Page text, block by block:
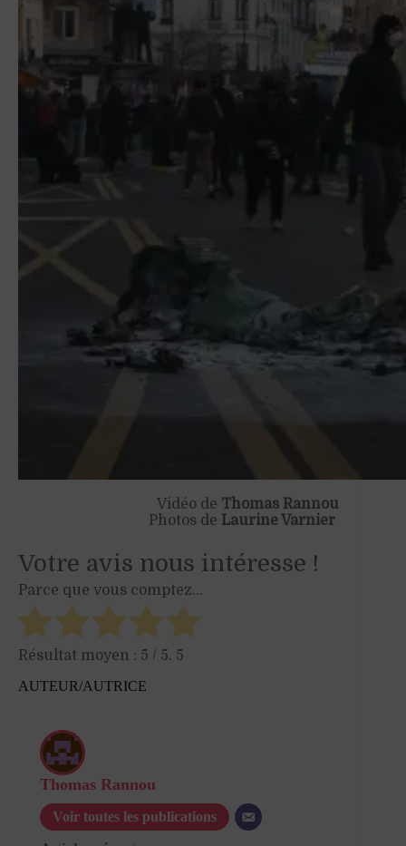
Vidéo de Thomas Rannou
Photos de Laurine Varnier
Votre avis nous intéresse !
Parce que vous comptez...
Résultat moyen : 5 / 5. 5
AUTEUR/AUTRICE
Thomas Rannou
Voir toutes les publications